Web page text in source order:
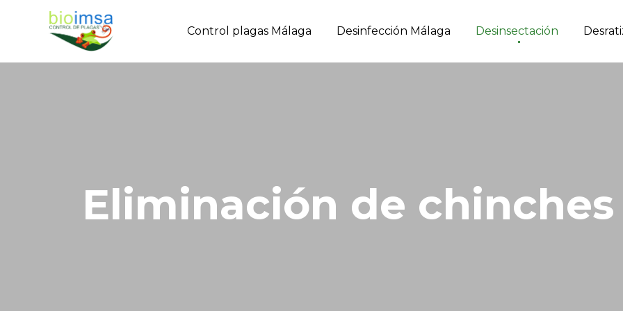
Control plagas Málaga Desinfección Málaga Desinsectación
Eliminación de chinches